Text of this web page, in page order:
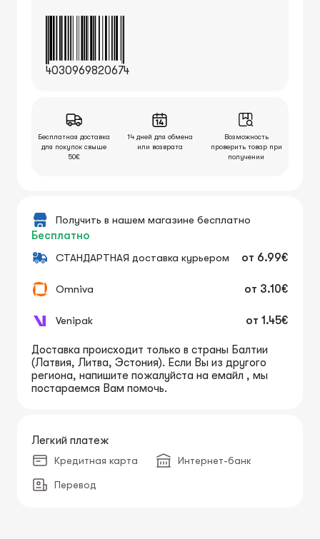
4030969820674
Бесплатная доставка
для покупок свыше
50€
14 дней для обмена
или возврата
Возможность
проверить товар при
получении
Получить в нашем магазине бесплатно
Бесплатно
СТАНДАРТНАЯ доставка курьером
от 6.99€
Omniva от 3.10€
Venipak от 1.45€
Доставка происходит только в страны Балтии
(Латвия, Литва, Эстония). Если Вы из другого
региона, напишите пожалуйста на емайл , мы
постараемся Вам помочь.
Легкий платеж
Кредитная карта Интернет-банк
Перевод